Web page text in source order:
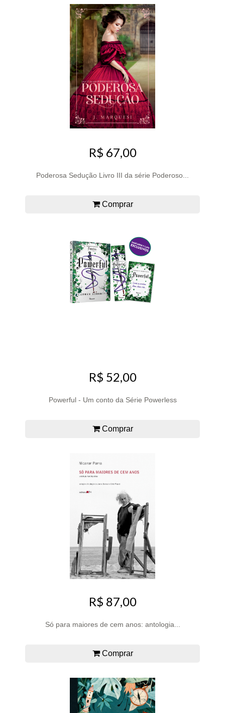
R$ 67,00
Poderosa Sedução Livro III da série Poderoso...
Comprar
R$ 52,00
Powerful - Um conto da Série Powerless
Comprar
R$ 87,00
Só para maiores de cem anos: antologia...
Comprar